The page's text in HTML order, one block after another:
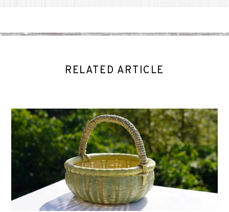
RELATED ARTICLE